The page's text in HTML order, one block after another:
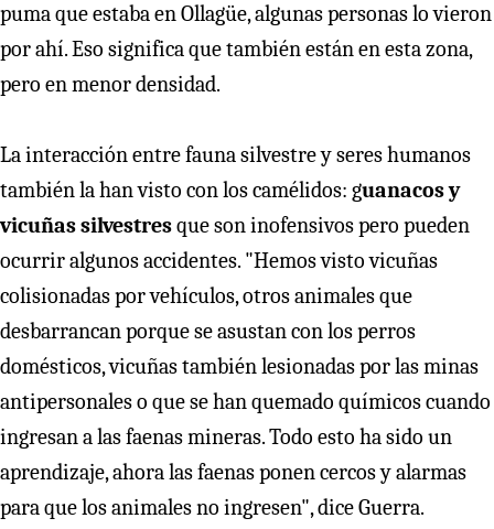
puma que estaba en Ollagüe, algunas personas lo vieron
por ahí. Eso significa que también están en esta zona,
pero en menor densidad.
La interacción entre fauna silvestre y seres humanos
también la han visto con los camélidos: guanacos y
vicuñas silvestresque son inofensivos pero pueden
ocurrir algunos accidentes. "Hemos visto vicuñas
colisionadas por vehículos, otros animales que
desbarrancan porque se asustan con los perros
domésticos, vicuñas también lesionadas por las minas
antipersonales o que se han quemado químicos cuando
ingresan a las faenas mineras. Todo esto ha sido un
aprendizaje, ahora las faenas ponen cercos y alarmas
para que los animales no ingresen", dice Guerra.